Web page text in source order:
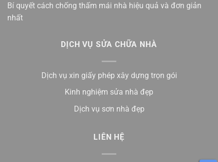
Bí quyết cách chống thấm mái nhà hiệu quả và đơn giản
nhất
DỊCH VỤ SỬA CHỮA NHÀ
Dịch vụ xin giấy phép xây dựng trọn gói
Kinh nghiệm sửa nhà đẹp
Dịch vụ sơn nhà đẹp
LIÊN HỆ